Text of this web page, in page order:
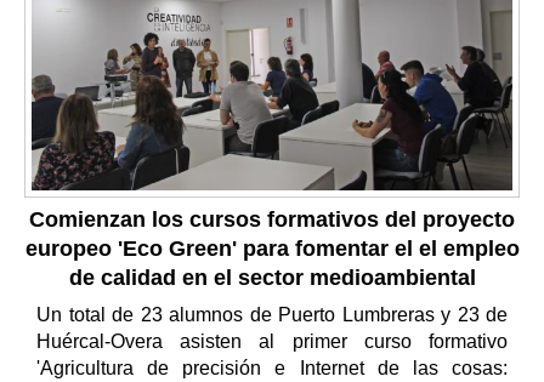
Comienzan los cursos formativos del proyecto
europeo 'Eco Green' para fomentar el el empleo
de calidad en el sector medioambiental
Un total de 23 alumnos de Puerto Lumbreras y 23 de
Huércal-Overa asisten al primer curso formativo
'Agricultura de precisión e Internet de las cosas: